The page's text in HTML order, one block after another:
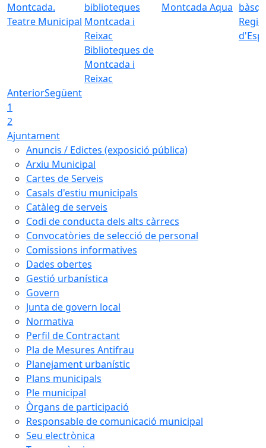
Teatre Municipal
Biblioteques de
Montcada i
Reixac
Montcada Aqua
AnteriorSegüent
1
2
Ajuntament
Anuncis / Edictes (exposició pública)
Arxiu Municipal
Cartes de Serveis
Casals d'estiu municipals
Catàleg de serveis
Codi de conducta dels alts càrrecs
Convocatòries de selecció de personal
Comissions informatives
Dades obertes
Gestió urbanística
Govern
Junta de govern local
Normativa
Perfil de Contractant
Pla de Mesures Antifrau
Planejament urbanístic
Plans municipals
Ple municipal
Òrgans de participació
Responsable de comunicació municipal
Seu electrònica